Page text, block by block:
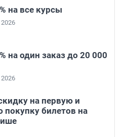
на все курсы
2026
на один заказ до 20 000
2026
на первую и
покупку билетов на